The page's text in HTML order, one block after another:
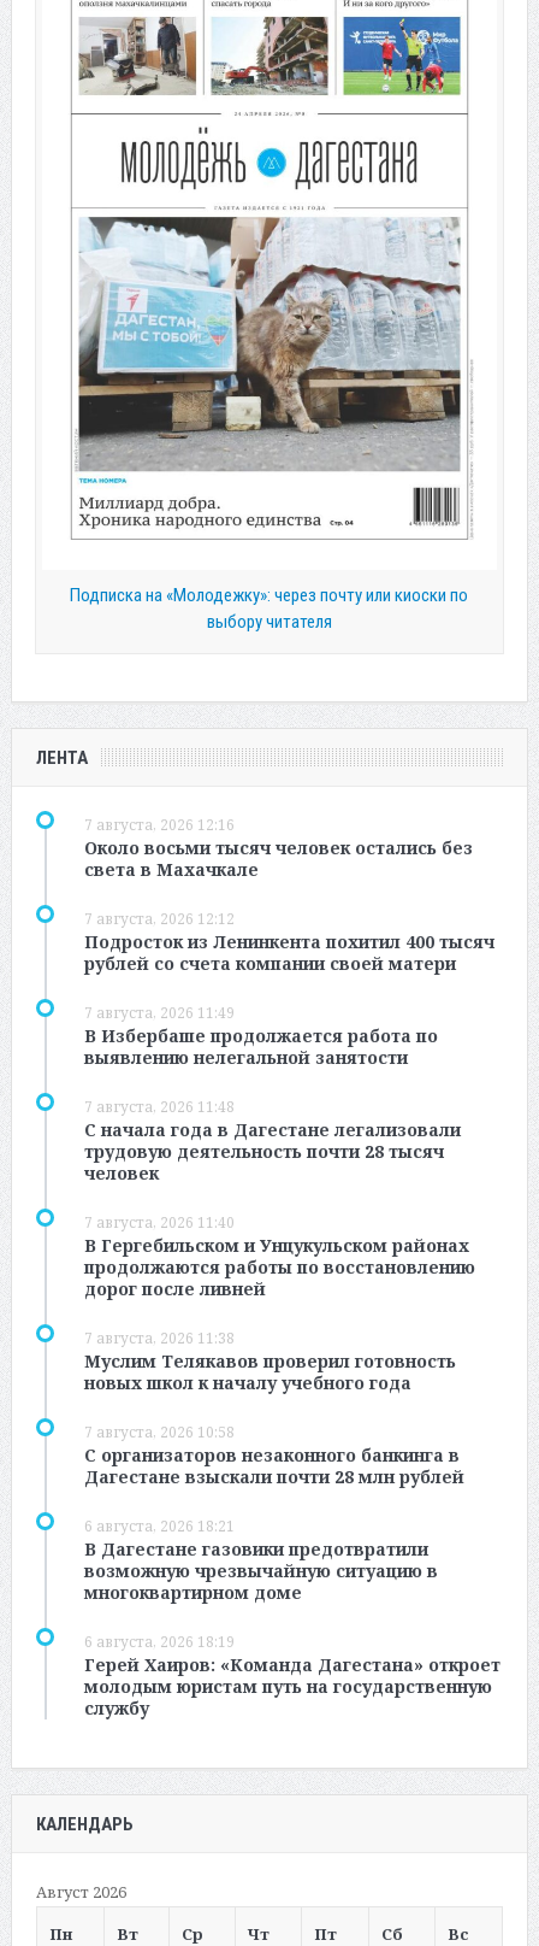
Подписка на «Молодежку»: через почту или киоски по
выбору читателя
ЛЕНТА
7 августа, 2026 12:16
Около восьми тысяч человек остались без
света в Махачкале
7 августа, 2026 12:12
Подросток из Ленинкента похитил 400 тысяч
рублей со счета компании своей матери
7 августа, 2026 11:49
В Избербаше продолжается работа по
выявлению нелегальной занятости
7 августа, 2026 11:48
С начала года в Дагестане легализовали
трудовую деятельность почти 28 тысяч
человек
7 августа, 2026 11:40
В Гергебильском и Унцукульском районах
продолжаются работы по восстановлению
дорог после ливней
7 августа, 2026 11:38
Муслим Телякавов проверил готовность
новых школ к началу учебного года
7 августа, 2026 10:58
С организаторов незаконного банкинга в
Дагестане взыскали почти 28 млн рублей
6 августа, 2026 18:21
В Дагестане газовики предотвратили
возможную чрезвычайную ситуацию в
многоквартирном доме
6 августа, 2026 18:19
Герей Хаиров: «Команда Дагестана» откроет
молодым юристам путь на государственную
службу
КАЛЕНДАРЬ
Август 2026
Пн
Вт Ср Чт Пт Сб Вс